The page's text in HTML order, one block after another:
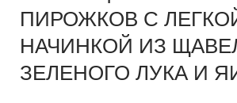
ПИРОЖКОВ С
НАЧИНКОЙ ИЗ
ЗЕЛЕНОГО ЛУКА И